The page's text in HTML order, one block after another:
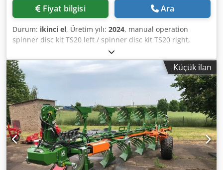
Fiyat bilgisi Ara
Durum: ikinci el, Üretim yılı: 2024, manual operation
spinner disc kit TS20 left / spinner disc kit TS20 right,
hydraulic drive left with AutoTS and FlowControl ProfiSPro,
hydraulic drive right with AutoTS and FlowControl
ProfiSPro, main disc left with AutoTS / main disc right
Dodpfx Aetrdzwsctock
Küçük ilan